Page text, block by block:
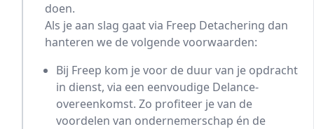
doen.
Als je aan slag gaat via Freep Detachering dan
hanteren we de volgende voorwaarden:
Bij Freep kom je voor de duur van je opdracht
in dienst, via een eenvoudige Delance-
overeenkomst. Zo profiteer je van de
voordelen van ondernemerschap én de